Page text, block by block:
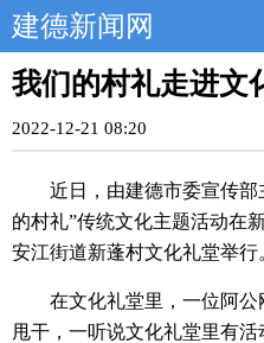
建德新闻网
我们的村礼走进文
2022-12-21 08:20
近日，由建德市委宣传
的村礼”传统文化主题活动在
安江街道新蓬村文化礼堂举行
在文化礼堂里，一位阿
甩干，一听说文化礼堂里有